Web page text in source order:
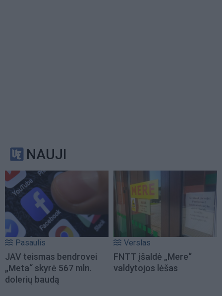
NAUJI
Pasaulis
JAV teismas bendrovei
„Meta“ skyrė 567 mln.
dolerių baudą
Verslas
FNTT įšaldė „Mere“
valdytojos lėšas